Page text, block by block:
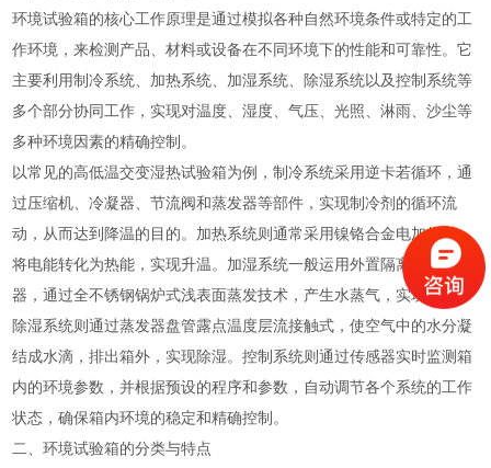
环境试验箱的核心工作原理是通过模拟各种自然环境条件或特定的工
作环境，来检测产品、材料或设备在不同环境下的性能和可靠性。它
主要利用制冷系统、加热系统、加湿系统、除湿系统以及控制系统等
多个部分协同工作，实现对温度、湿度、气压、光照、淋雨、沙尘等
多种环境因素的精确控制。
以常见的高低温交变湿热试验箱为例，制冷系统采用逆卡若循环，通
过压缩机、冷凝器、节流阀和蒸发器等部件，实现制冷剂的循环流
动，从而达到降温的目的。加热系统则通常采用镍铬合金电加热丝，
将电能转化为热能，实现升温。加湿系统一般运用外置隔离式加湿
器，通过全不锈钢锅炉式浅表面蒸发技术，产生水蒸气，实现加湿。
除湿系统则通过蒸发器盘管露点温度层流接触式，使空气中的水分凝
结成水滴，排出箱外，实现除湿。控制系统则通过传感器实时监测箱
内的环境参数，并根据预设的程序和参数，自动调节各个系统的工作
状态，确保箱内环境的稳定和精确控制。
二、环境试验箱的分类与特点